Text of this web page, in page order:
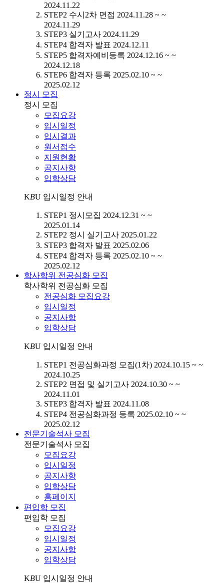
2024.11.22
STEP2 수시2차 면접 2024.11.28 ~ ~
2024.11.29
STEP3 실기고사 2024.11.29
STEP4 합격자 발표 2024.12.11
STEP5 합격자예비등록 2024.12.16 ~ ~
2024.12.18
STEP6 합격자 등록 2025.02.10 ~ ~
2025.02.12
정시 모집
정시 모집
모집요강
입시일정
입시결과
원서접수
지원현황
공지사항
입학상담
KBU 입시일정 안내
STEP1 정시모집 2024.12.31 ~ ~
2025.01.14
STEP2 정시 실기고사 2025.01.22
STEP3 합격자 발표 2025.02.06
STEP4 합격자 등록 2025.02.10 ~ ~
2025.02.12
학사학위 전공심화 모집
학사학위 전공심화 모집
전공심화 모집요강
입시일정
공지사항
입학상담
KBU 입시일정 안내
STEP1 전공심화과정 모집(1차) 2024.10.15 ~ ~
2024.10.25
STEP2 면접 및 실기고사 2024.10.30 ~ ~
2024.11.01
STEP3 합격자 발표 2024.11.08
STEP4 전공심화과정 등록 2025.02.10 ~ ~
2025.02.12
전문기술석사 모집
전문기술석사 모집
모집요강
입시일정
공지사항
입학상담
홈페이지
편입학 모집
편입학 모집
모집요강
입시일정
공지사항
입학상담
KBU 입시일정 안내